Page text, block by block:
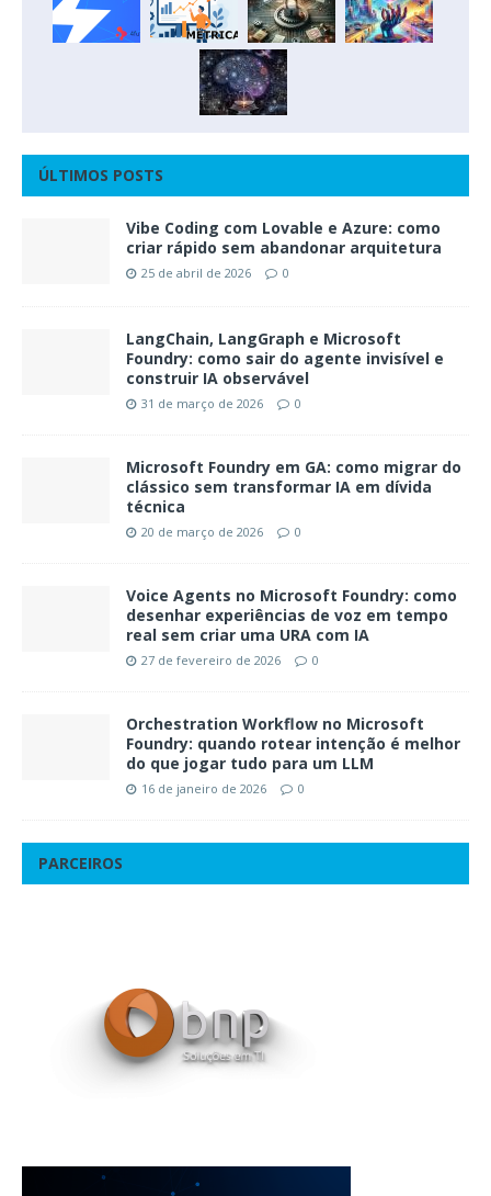
ÚLTIMOS POSTS
Vibe Coding com Lovable e Azure: como
criar rápido sem abandonar arquitetura
25 de abril de 2026 0
LangChain, LangGraph e Microsoft
Foundry: como sair do agente invisível e
construir IA observável
31 de março de 2026 0
Microsoft Foundry em GA: como migrar do
clássico sem transformar IA em dívida
técnica
20 de março de 2026 0
Voice Agents no Microsoft Foundry: como
desenhar experiências de voz em tempo
real sem criar uma URA com IA
27 de fevereiro de 2026 0
Orchestration Workflow no Microsoft
Foundry: quando rotear intenção é melhor
do que jogar tudo para um LLM
16 de janeiro de 2026 0
PARCEIROS